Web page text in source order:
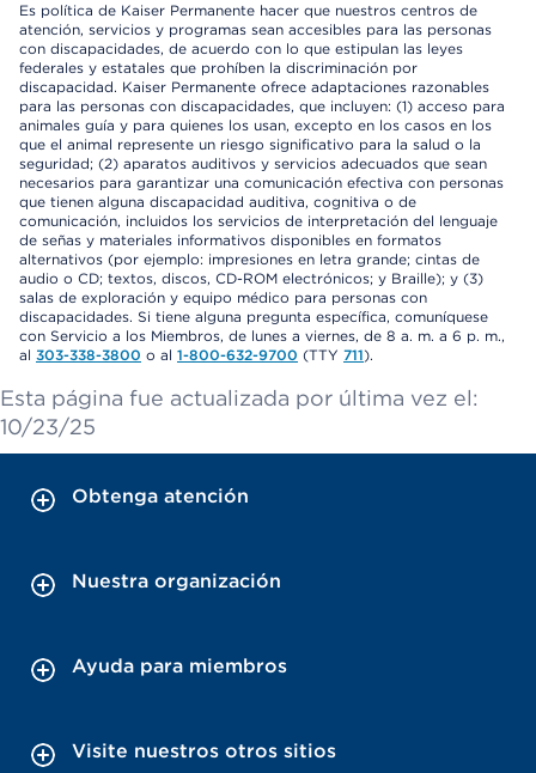
Es política de Kaiser Permanente hacer que nuestros centros de
atención, servicios y programas sean accesibles para las personas
con discapacidades, de acuerdo con lo que estipulan las leyes
federales y estatales que prohíben la discriminación por
discapacidad. Kaiser Permanente ofrece adaptaciones razonables
para las personas con discapacidades, que incluyen: (1) acceso para
animales guía y para quienes los usan, excepto en los casos en los
que el animal represente un riesgo significativo para la salud o la
seguridad; (2) aparatos auditivos y servicios adecuados que sean
necesarios para garantizar una comunicación efectiva con personas
que tienen alguna discapacidad auditiva, cognitiva o de
comunicación, incluidos los servicios de interpretación del lenguaje
de señas y materiales informativos disponibles en formatos
alternativos (por ejemplo: impresiones en letra grande; cintas de
audio o CD; textos, discos, CD-ROM electrónicos; y Braille); y (3)
salas de exploración y equipo médico para personas con
discapacidades. Si tiene alguna pregunta específica, comuníquese
con Servicio a los Miembros, de lunes a viernes, de 8 a. m. a 6 p. m.,
al 303-338-3800 o al 1-800-632-9700 (TTY 711).
Esta página fue actualizada por última vez el:
10/23/25
Obtenga atención
Nuestra organización
Ayuda para miembros
Visite nuestros otros sitios